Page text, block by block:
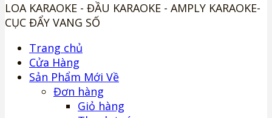
LOA KARAOKE - ĐẦU KARAOKE - AMPLY KARAOKE-
CỤC ĐẨY VANG SỐ
Trang chủ
Cửa Hàng
Sản Phẩm Mới Về
Đơn hàng
Giỏ hàng